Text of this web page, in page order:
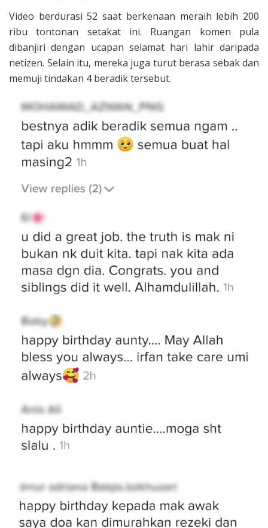
Video berdurasi 52 saat berkenaan meraih lebih 200
ribu tontonan setakat ini. Ruangan komen pula
dibanjiri dengan ucapan selamat hari lahir daripada
netizen. Selain itu, mereka juga turut berasa sebak dan
memuji tindakan 4 beradik tersebut.